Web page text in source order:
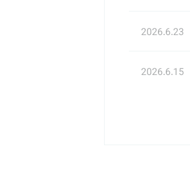
2026.6.23
2026.6.15